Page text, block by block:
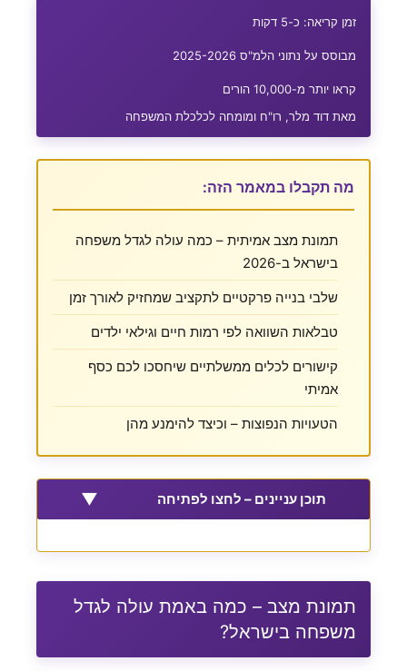
זמן קריאה: כ-5 דקות
מבוסס על נתוני הלמ"ס 2025-2026
קראו יותר מ-10,000 הורים
מאת דוד מלר, רו"ח ומומחה לכלכלת המשפחה
מה תקבלו במאמר הזה:
תמונת מצב אמיתית – כמה עולה לגדל משפחה
בישראל ב-2026
שלבי בנייה פרקטיים לתקציב שמחזיק לאורך זמן
טבלאות השוואה לפי רמות חיים וגילאי ילדים
קישורים לכלים ממשלתיים שיחסכו לכם כסף
אמיתי
הטעויות הנפוצות – וכיצד להימנע מהן
תוכן עניינים – לחצו לפתיחה ▼
תמונת מצב – כמה באמת עולה לגדל
משפחה בישראל?